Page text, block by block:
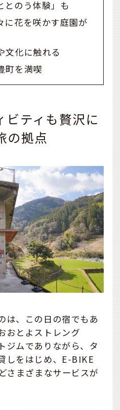
とのう体験」も
に花を咲かす庭園が
文化に触れる
町を満喫
ビティも贅沢に
の拠点
は、この日の宿でもあ
おとよストレング
ジムでありながら、タ
しをはじめ、E-BIKE
さまざまなサービスが